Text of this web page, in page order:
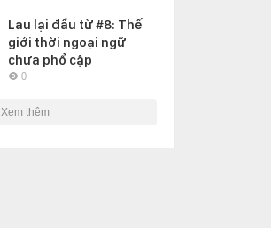
Lau lại đầu từ #8: Thế
giới thời ngoại ngữ
chưa phổ cập
0
Xem thêm